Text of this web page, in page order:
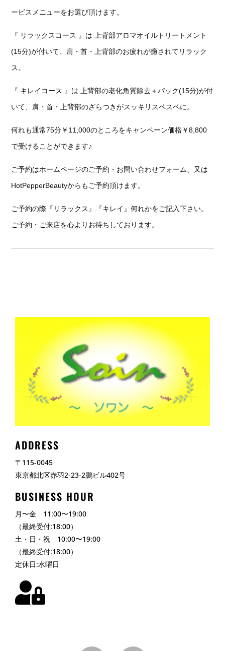
ービスメニューをお選び頂けます。
『 リラックスコース 』は 上背部アロマオイルトリートメント
(15分)が付いて、肩・首・上背部のお疲れが癒されてリラック
ス。
『 キレイコース 』は 上背部の老化角質除去＋パック(15分)が付
いて、肩・首・上背部のざらつきがスッキリスペスベに。
何れも通常75分￥11,000のところをキャンペーン価格￥8,800
で受けることができます♪
ご予約はホームページのご予約・お問い合わせフォーム、又は
HotPepperBeautyからもご予約頂けます。
ご予約の際『リラックス』『キレイ』何れかをご記入下さい。
ご予約・ご来店を心よりお待ちしております。
ADDRESS
〒115-0045
東京都北区赤羽2-23-2鵬ビル402号
BUSINESS HOUR
月〜金 11:00〜19:00
（最終受付:18:00）
土・日・祝 10:00〜19:00
（最終受付:18:00）
定休日:水曜日
